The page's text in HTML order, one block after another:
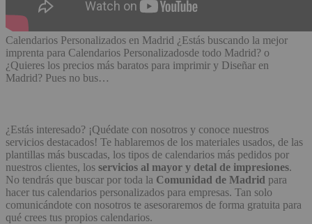
Calendarios Personalizados en Madrid ¿Estás buscando la mejor
imprenta para Calendarios Personalizadosde todo Madrid? o
¿Quieres los precios más baratos para imprimir y Diseñar en
Madrid? Pues no bus…
¿Estás interesado? ¡Quédate con nosotros y conoce nuestros
servicios destacados! Te hablaremos de los materiales usados, de las
plantillas más buscadas, los tipos de calendarios más pedidos por
nuestros clientes, los servicios al mayor y detal de impresiones.
No tendrás que buscar por toda la Comunidad de Madrid para
hacer tus calendarios personalizados para empresas. Tan solo
comunicándote con nosotros te asesoraremos de forma gratuita para
qué crees tus propios calendarios.